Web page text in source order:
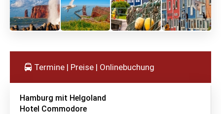
Termine | Preise | Onlinebuchung
Hamburg mit Helgoland
Hotel Commodore